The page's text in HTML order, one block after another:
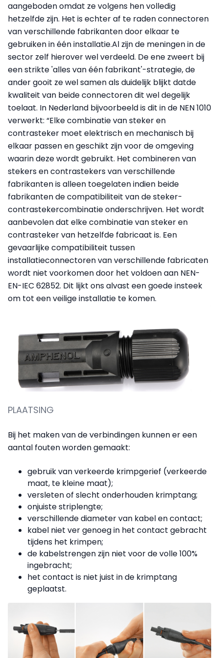
aangeboden omdat ze volgens hen volledig
hetzelfde zijn. Het is echter af te raden connectoren
van verschillende fabrikanten door elkaar te
gebruiken in één installatie.Al zijn de meningen in de
sector zelf hierover wel verdeeld. De ene zweert bij
een strikte 'alles van één fabrikant'-strategie, de
ander gooit ze wel samen als duidelijk blijkt datde
kwaliteit van beide connectoren dit wel degelijk
toelaat. In Nederland bijvoorbeeld is dit in de NEN 1010
verwerkt: “Elke combinatie van steker en
contrasteker moet elektrisch en mechanisch bij
elkaar passen en geschikt zijn voor de omgeving
waarin deze wordt gebruikt. Het combineren van
stekers en contrastekers van verschillende
fabrikanten is alleen toegelaten indien beide
fabrikanten de compatibiliteit van de steker-
contrastekercombinatie onderschrijven. Het wordt
aanbevolen dat elke combinatie van steker en
contrasteker van hetzelfde fabricaat is. Een
gevaarlijke compatibiliteit tussen
installatieconnectoren van verschillende fabricaten
wordt niet voorkomen door het voldoen aan NEN-
EN-IEC 62852. Dit lijkt ons alvast een goede insteek
om tot een veilige installatie te komen.
PLAATSING
Bij het maken van de verbindingen kunnen er een
aantal fouten worden gemaakt:
gebruik van verkeerde krimpgerief (verkeerde
maat, te kleine maat);
versleten of slecht onderhouden krimptang;
onjuiste striplengte;
verschillende diameter van kabel en contact;
kabel niet ver genoeg in het contact gebracht
tijdens het krimpen;
de kabelstrengen zijn niet voor de volle 100%
ingebracht;
het contact is niet juist in de krimptang
geplaatst.